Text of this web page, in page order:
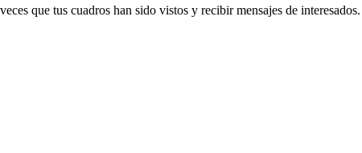
que tus cuadros han sido vistos y recibir mensajes de interesados.